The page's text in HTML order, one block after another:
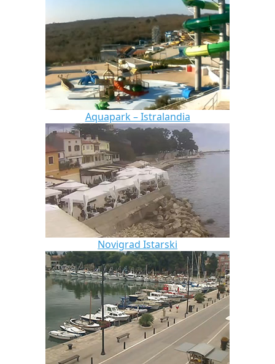
Aquapark – Istralandia
Novigrad Istarski